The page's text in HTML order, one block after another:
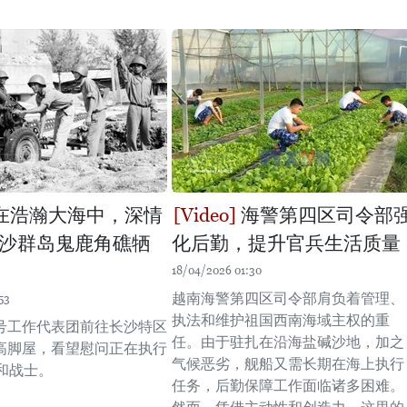
浩瀚大海中，深情
群岛鬼鹿角礁牺
工作代表团前往长沙特区
脚屋，看望慰问正在执行
士。
海警第四区司令部
化后勤，提升官兵生活质量
18/04/2026 01:30
越南海警第四区司令部肩负着管理、
执法和维护祖国西南海域主权的重
任。由于驻扎在沿海盐碱沙地，加之
气候恶劣，舰船又需长期在海上执行
任务，后勤保障工作面临诸多困难。